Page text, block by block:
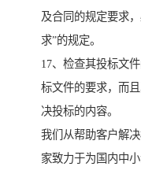
及合同的规定要求
求”的规定。
17、检查其投标文
标文件的要求，而
决投标的内容。
我们从帮助客户解
家致力于为国内中